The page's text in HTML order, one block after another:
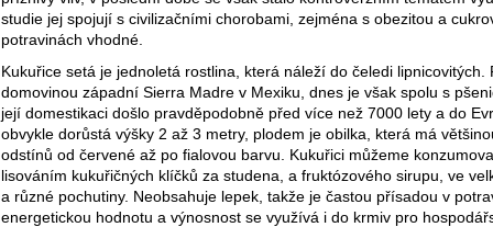
studie jej spojují s civilizačními chorobami, zejména s obezitou a
potravinách vhodné.
Kukuřice setá je jednoletá rostlina, která náleží do čeledi
domovinou západní Sierra Madre v Mexiku, dnes je však spolu s
její domestikaci došlo pravděpodobně před více než 7000 lety a do
obvykle dorůstá výšky 2 až 3 metry, plodem je obilka, která má
odstínů od červené až po fialovou barvu. Kukuřici můžeme
lisováním kukuřičných klíčků za studena, a fruktózového sirupu, ve
a různé pochutiny. Neobsahuje lepek, takže je častou přísadou v
energetickou hodnotu a výnosnost se využívá i do krmiv pro